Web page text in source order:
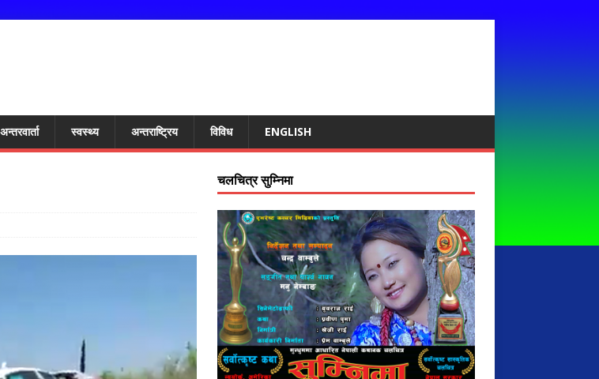
अन्तरवार्ता स्वस्थ्य अन्तराष्ट्रिय विविध ENGLISH
चलचित्र सुम्निमा